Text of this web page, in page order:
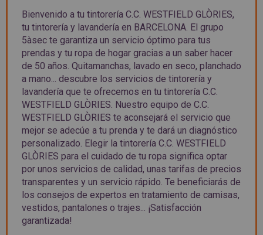
Bienvenido a tu tintorería C.C. WESTFIELD GLÒRIES,
tu tintorería y lavandería en BARCELONA. El grupo
5àsec te garantiza un servicio óptimo para tus
prendas y tu ropa de hogar gracias a un saber hacer
de 50 años. Quitamanchas, lavado en seco, planchado
a mano... descubre los servicios de tintorería y
lavandería que te ofrecemos en tu tintorería C.C.
WESTFIELD GLÒRIES. Nuestro equipo de C.C.
WESTFIELD GLÒRIES te aconsejará el servicio que
mejor se adecúe a tu prenda y te dará un diagnóstico
personalizado. Elegir la tintorería C.C. WESTFIELD
GLÒRIES para el cuidado de tu ropa significa optar
por unos servicios de calidad, unas tarifas de precios
transparentes y un servicio rápido. Te beneficiarás de
los consejos de expertos en tratamiento de camisas,
vestidos, pantalones o trajes... ¡Satisfacción
garantizada!